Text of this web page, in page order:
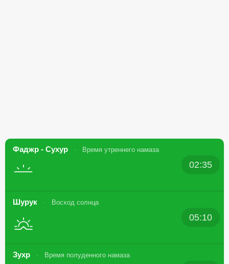
Фаджр - Сухур Время утреннего намаза
02:35
Шурук Восход солнца
05:10
Зухр Время полуденного намаза